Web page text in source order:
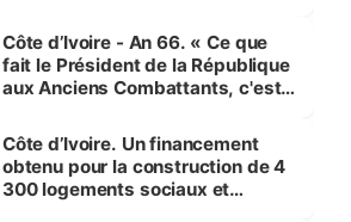
Côte d’Ivoire - An 66. « Ce que
fait le Président de la République
aux Anciens Combattants, c'est
Côte d’Ivoire. Un financement
obtenu pour la construction de 4
300 logements sociaux et